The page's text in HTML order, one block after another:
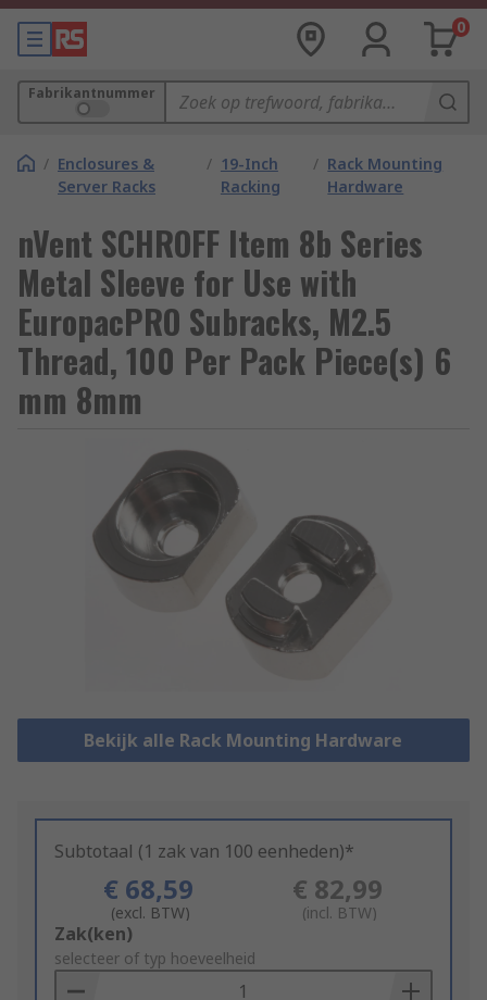
0
Fabrikantnummer
/ Enclosures &
Server Racks
/ 19-Inch
Racking
/ Rack Mounting
Hardware
nVent SCHROFF Item 8b Series
Metal Sleeve for Use with
EuropacPRO Subracks, M2.5
Thread, 100 Per Pack Piece(s) 6
mm 8mm
Bekijk alle Rack Mounting Hardware
Subtotaal (1 zak van 100 eenheden)*
€ 68,59
(excl. BTW)
€ 82,99
(incl. BTW)
Add
to
Basket
Zak(ken)
selecteer of typ hoeveelheid